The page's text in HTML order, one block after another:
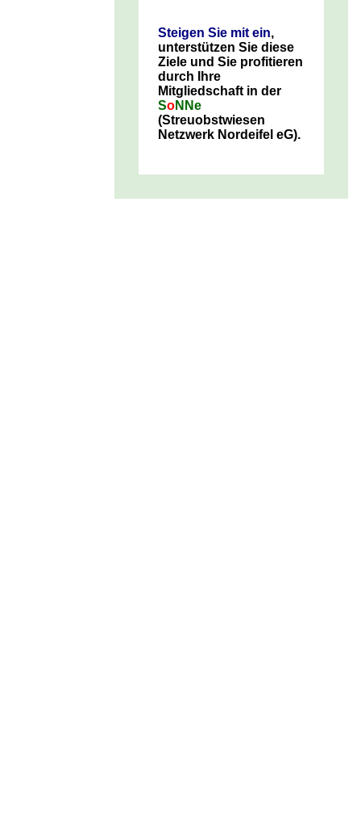
Steigen Sie mit ein,
unterstützen Sie diese
Ziele und Sie profitieren
durch Ihre
Mitgliedschaft in der
SoNNe
(Streuobstwiesen
Netzwerk Nordeifel eG).